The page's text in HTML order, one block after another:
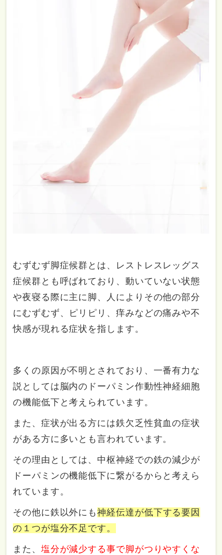
むずむず脚症候群とは、レストレスレッグス
症候群とも呼ばれており、動いていない状態
や夜寝る際に主に脚、人によりその他の部分
にむずむず、ピリピリ、痒みなどの痛みや不
快感が現れる症状を指します。
多くの原因が不明とされており、一番有力な
説としては脳内のドーパミン作動性神経細胞
の機能低下と考えられています。
また、症状が出る方には鉄欠乏性貧血の症状
がある方に多いとも言われています。
その理由としては、中枢神経での鉄の減少が
ドーパミンの機能低下に繋がるからと考えら
れています。
その他に鉄以外にも神経伝達が低下する要因
の１つが塩分不足です。
また、 塩分が減少する事で脚がつりやすくな